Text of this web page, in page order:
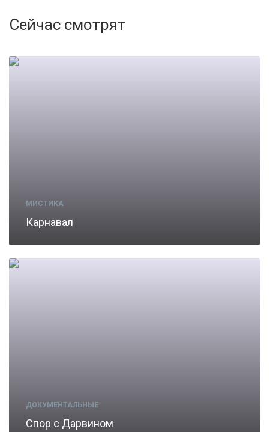
Сейчас смотрят
МИСТИКА
Карнавал
ДОКУМЕНТАЛЬНЫЕ
Спор с Дарвином